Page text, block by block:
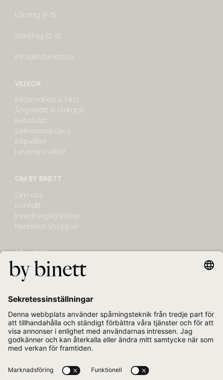
Lördag 11-15
Söndag 12-15
info@bybinett.se
VILLKOR
Information & FAQ
Ångerrätt & Garanti
Betalsätt
Sekretesspolicy
Köpvillkor
Leveransvillkor
OM BY BINETT
Om oss
Kontakt
Inredningstjänster
Personal Shopper
FÖLJ OSS
NYHETSBREV
E-post
Jag bekräftar att jag vill